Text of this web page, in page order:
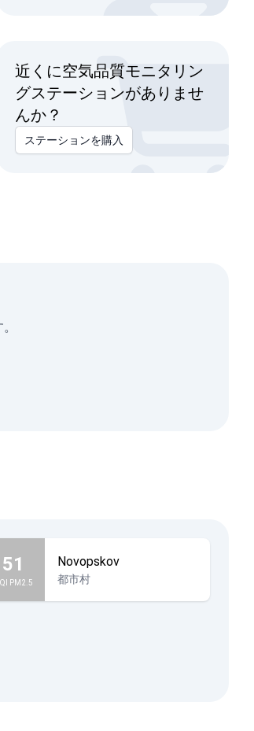
近くに空気品質モニタリン
グステーションがありませ
んか？
ステーションを購入
51
PM2.5
Novopskov
都市村